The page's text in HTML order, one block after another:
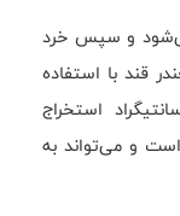
می‌شود و سپس خرد
قند با استفاده
حدود 50-60 درجه سانتیگراد استخراج
و می‌تواند به